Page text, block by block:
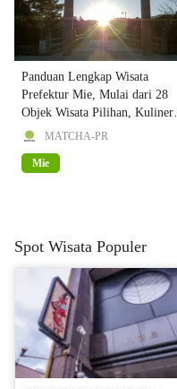
Panduan Lengkap Wisata
Prefektur Mie, Mulai dari 28
Objek Wisata Pilihan, Kuliner,
sampai Transportasi!
MATCHA-PR
Mie
Spot Wisata Populer